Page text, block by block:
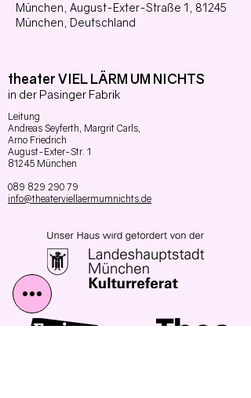
München, August-Exter-Straße 1, 81245
München, Deutschland
theater VIEL LÄRM UM NICHTS
in der Pasinger Fabrik
Leitung
Andreas Seyferth, Margrit Carls,
Arno Friedrich
August-Exter-Str. 1
81245 München
089 829 290 79
info@theaterviellaermumnichts.de